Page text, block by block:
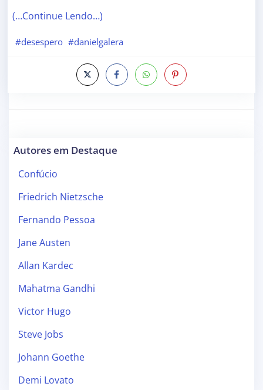
(…Continue Lendo…)
#desespero #danielgalera
Autores em Destaque
Confúcio
Friedrich Nietzsche
Fernando Pessoa
Jane Austen
Allan Kardec
Mahatma Gandhi
Victor Hugo
Steve Jobs
Johann Goethe
Demi Lovato